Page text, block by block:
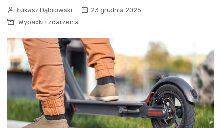
Łukasz Dąbrowski
23 grudnia 2025
Wypadki i zdarzenia